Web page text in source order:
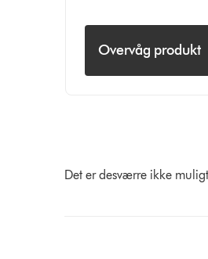
Overvåg produkt
Det er desværre ikke